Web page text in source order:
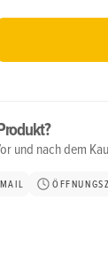
und nach dem